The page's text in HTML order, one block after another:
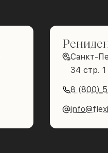
Санкт-
34 стр. 1
8 (800)